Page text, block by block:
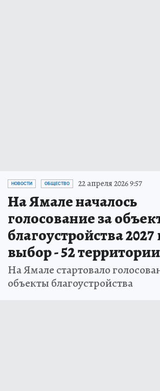
НОВОСТИ ОБЩЕСТВО 22 апреля 2026 9:57
На Ямале началось
голосование за
благоустройства
выбор - 52 территории
На Ямале стартовало
объекты благоустройства